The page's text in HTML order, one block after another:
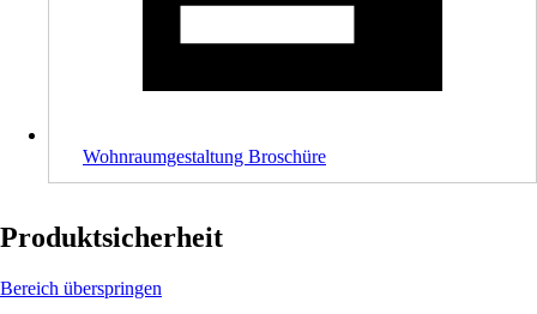
Wohnraumgestaltung Broschüre
Produktsicherheit
Bereich überspringen